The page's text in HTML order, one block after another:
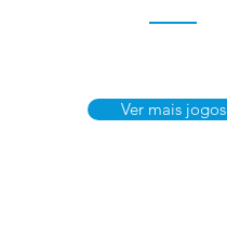
SFC VS FCC
sábado, 23/05
Ver mais jogos